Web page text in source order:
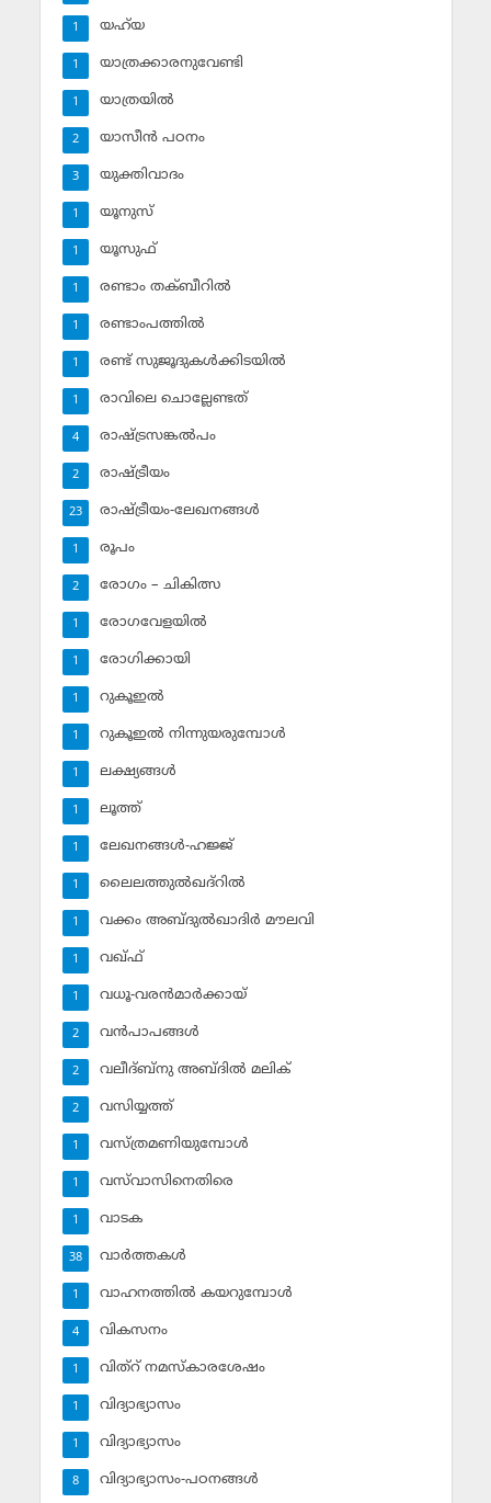
യഹ്‌യ
1
യാത്രക്കാരനുവേണ്ടി
1
യാത്രയില്‍
1
യാസീന്‍ പഠനം
2
യുക്തിവാദം
3
യൂനുസ്‌
1
യൂസുഫ്‌
1
രണ്ടാം തക്ബീറില്‍
1
രണ്ടാംപത്തില്‍
1
രണ്ട് സുജൂദുകള്‍ക്കിടയില്‍
1
രാവിലെ ചൊല്ലേണ്ടത്
1
രാഷ്ട്രസങ്കല്‍പം
4
രാഷ്ട്രീയം
2
രാഷ്ട്രീയം-ലേഖനങ്ങള്‍
23
രൂപം
1
രോഗം – ചികിത്സ
2
രോഗവേളയില്‍
1
രോഗിക്കായി
1
റുകൂഇല്‍
1
റുകൂഇല്‍ നിന്നുയരുമ്പോള്‍
1
ലക്ഷ്യങ്ങള്‍
1
ലൂത്ത്‌
1
ലേഖനങ്ങള്‍-ഹജ്ജ്‌
1
ലൈലത്തുല്‍ഖദ്‌റില്‍
1
വക്കം അബ്ദുല്‍ഖാദിര്‍ മൗലവി
1
വഖ്ഫ്
1
വധൂ-വരന്‍മാര്‍ക്കായ്
1
വന്‍പാപങ്ങള്‍
2
വലീദ്ബ്‌നു അബ്ദില്‍ മലിക്‌
2
വസിയ്യത്ത്‌
2
വസ്ത്രമണിയുമ്പോള്‍
1
വസ്‌വാസിനെതിരെ
1
വാടക
1
വാര്‍ത്തകള്‍
38
വാഹനത്തില്‍ കയറുമ്പോള്‍
1
വികസനം
4
വിത്‌റ് നമസ്‌കാരശേഷം
1
വിദ്യാഭ്യാസം
1
വിദ്യാഭ്യാസം
1
വിദ്യാഭ്യാസം-പഠനങ്ങള്‍
8